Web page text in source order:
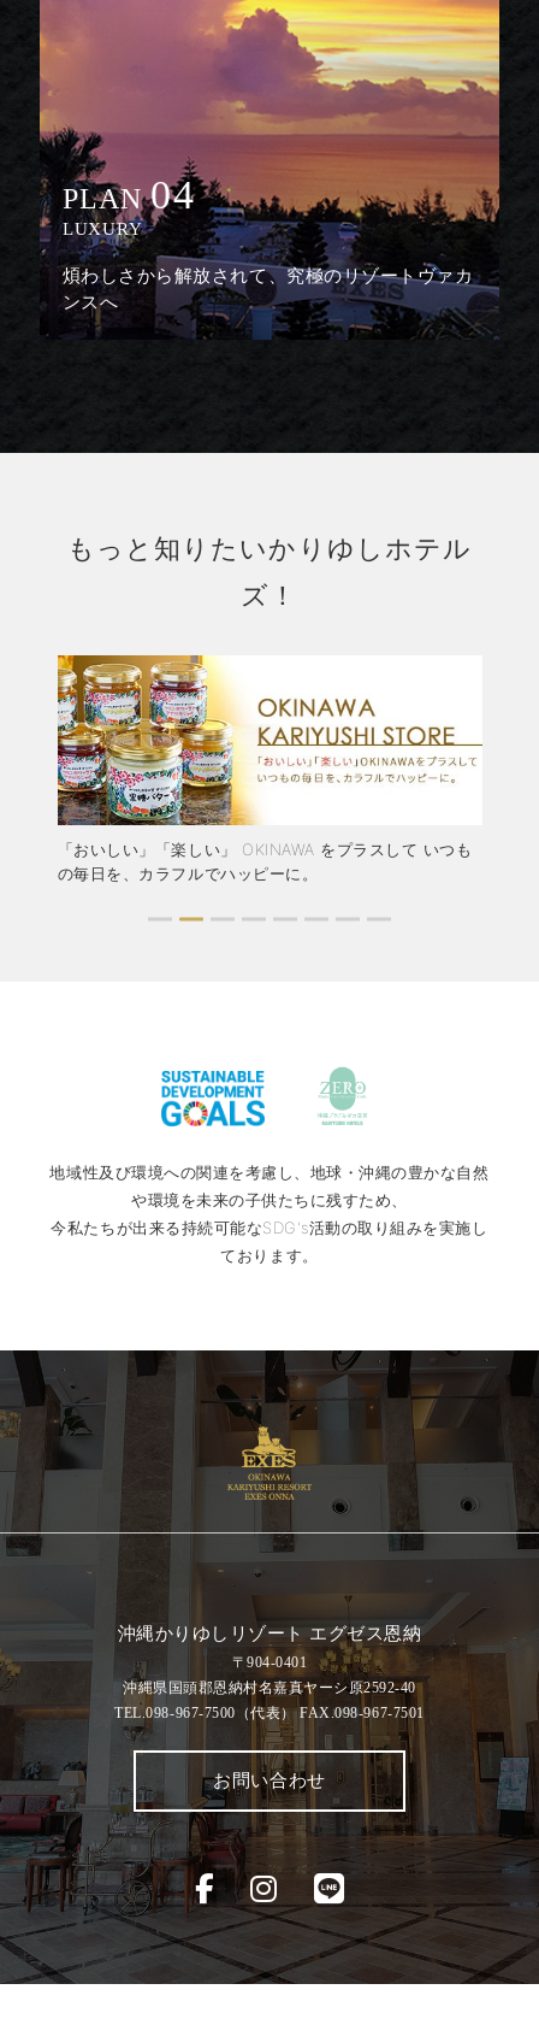
PLAN 04
LUXURY
煩わしさから解放されて、究極のリゾートヴァカ
ンスへ
もっと知りたいかりゆしホテル
ズ！
「おいしい」「楽しい」 OKINAWA をプラスして いつも
の毎日を、カラフルでハッピーに。
地域性及び環境への関連を考慮し、地球・沖縄の豊かな自然
や環境を未来の子供たちに残すため、
今私たちが出来る持続可能なSDG's活動の取り組みを実施し
ております。
沖縄かりゆしリゾート エグゼス恩納
〒904-0401
沖縄県国頭郡恩納村名嘉真ヤーシ原2592-40
TEL.098-967-7500 （代表）FAX.098-967-7501
お問い合わせ